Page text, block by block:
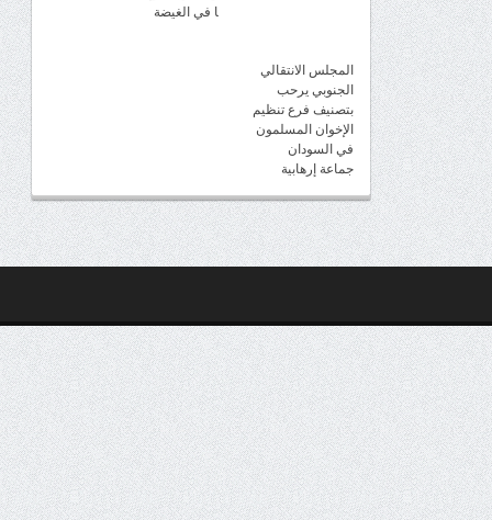
ا في الغيضة
المجلس الانتقالي
الجنوبي يرحب
بتصنيف فرع تنظيم
الإخوان المسلمون
في السودان
جماعة إرهابية